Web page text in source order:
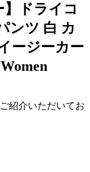
】ドライコ
ンツ 白 カ
ージーカー
紹介いただいてお